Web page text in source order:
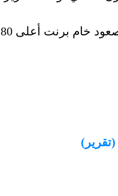
وتُتداول أسعار النفط في الوقت الحالي عند أعلى مستوياتها في 3 أعوام، مع صعود خام برنت أعلى 80